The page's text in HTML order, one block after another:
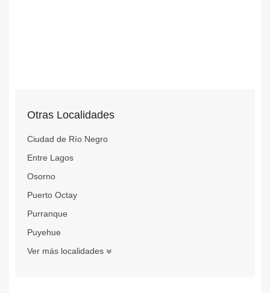
Otras Localidades
Ciudad de Río Negro
Entre Lagos
Osorno
Puerto Octay
Purranque
Puyehue
Ver más localidades